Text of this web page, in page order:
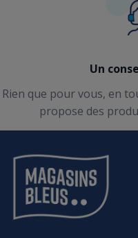
Un
Rien que pour vous, en
propose des